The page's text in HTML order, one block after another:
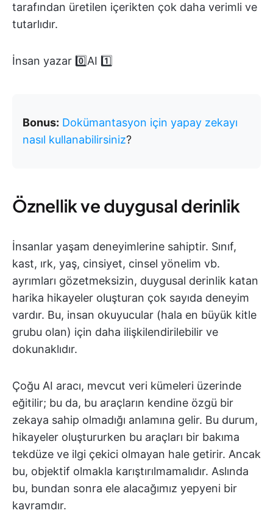
tarafından üretilen içerikten çok daha verimli ve
tutarlıdır.
İnsan yazar 0️⃣AI 1️⃣
Bonus: Dokümantasyon için yapay zekayı
nasıl kullanabilirsiniz?
Öznellik ve duygusal derinlik
İnsanlar yaşam deneyimlerine sahiptir. Sınıf,
kast, ırk, yaş, cinsiyet, cinsel yönelim vb.
ayrımları gözetmeksizin, duygusal derinlik katan
harika hikayeler oluşturan çok sayıda deneyim
vardır. Bu, insan okuyucular (hala en büyük kitle
grubu olan) için daha ilişkilendirilebilir ve
dokunaklıdır.
Çoğu AI aracı, mevcut veri kümeleri üzerinde
eğitilir; bu da, bu araçların kendine özgü bir
zekaya sahip olmadığı anlamına gelir. Bu durum,
hikayeler oluştururken bu araçları bir bakıma
tekdüze ve ilgi çekici olmayan hale getirir. Ancak
bu, objektif olmakla karıştırılmamalıdır. Aslında
bu, bundan sonra ele alacağımız yepyeni bir
kavramdır.